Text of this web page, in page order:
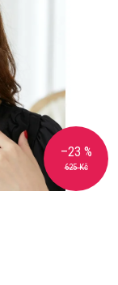
625 Kč
–23 %